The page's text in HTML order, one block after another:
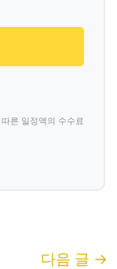
른 일정액의 수수료
다음 글 →